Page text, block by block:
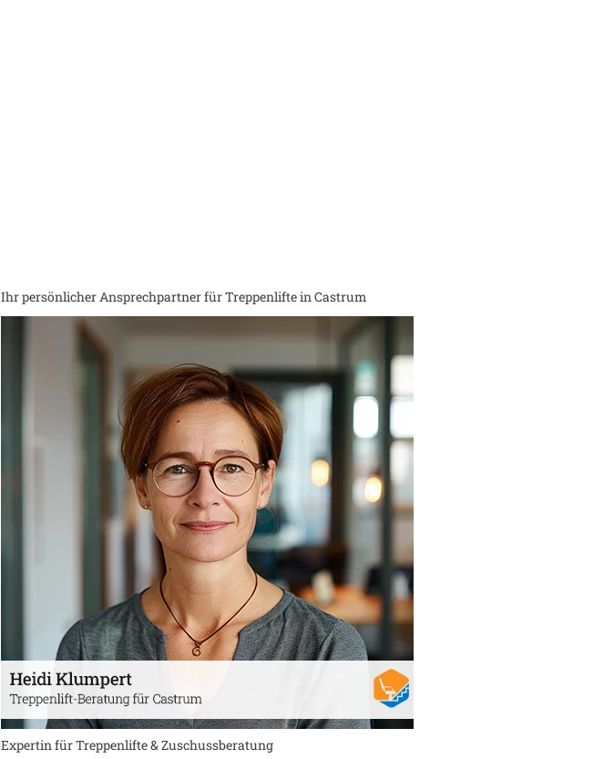
Ihr persönlicher Ansprechpartner für Treppenlifte in Castrum
Expertin für Treppenlifte & Zuschussberatung